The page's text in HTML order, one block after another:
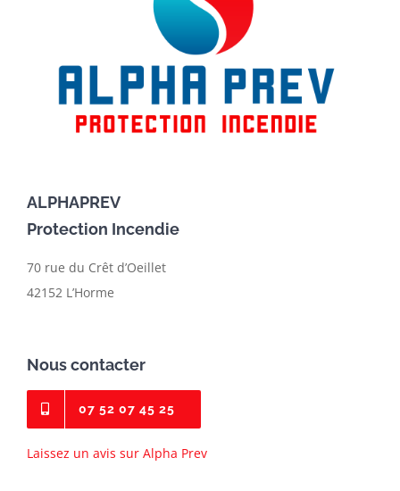
ALPHAPREV
Protection Incendie
70 rue du Crêt d’Oeillet
42152 L’Horme
Nous contacter
07 52 07 45 25
Laissez un avis sur Alpha Prev